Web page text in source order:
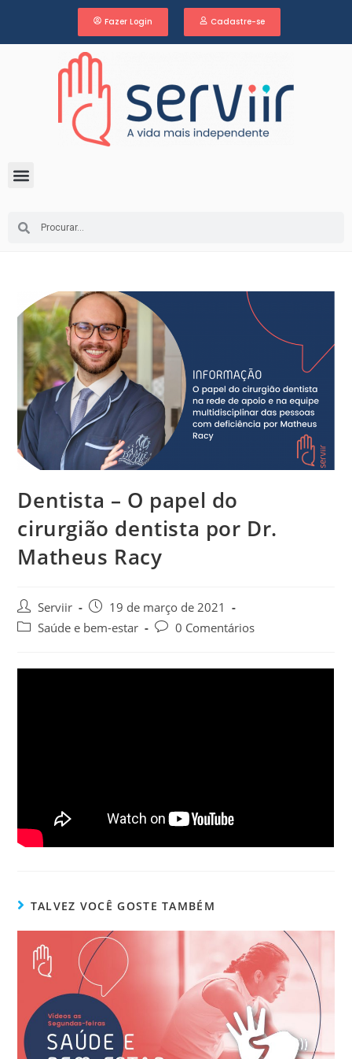
Fazer Login Cadastre-se
Dentista – O papel do
cirurgião dentista por Dr.
Matheus Racy
Serviir
19 de março de 2021
Saúde e bem-estar
0 Comentários
TALVEZ VOCÊ GOSTE TAMBÉM